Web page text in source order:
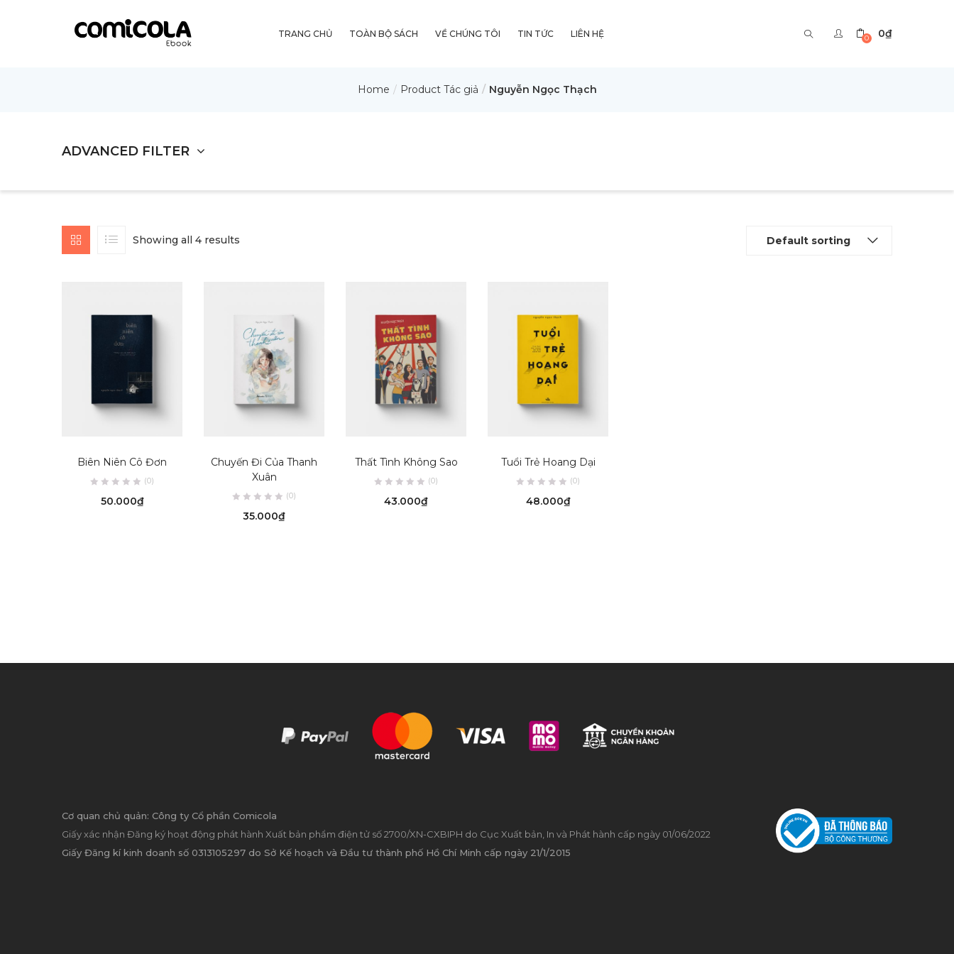
TRANG CHỦ TOÀN BỘ SÁCH VỀ CHÚNG TÔI TIN TỨC LIÊN HỆ 0 0₫
Home Product Tác giả Nguyễn Ngọc Thạch
ADVANCED FILTER
Showing all 4 results Default sorting
Biên Niên Cô Đơn
(0)
50.000₫
Chuyến Đi Của Thanh
Xuân
(0)
35.000₫
Thất Tình Không Sao
(0)
43.000₫
Tuổi Trẻ Hoang Dại
(0)
48.000₫
Cơ quan chủ quản: Công ty Cổ phần Comicola
Giấy xác nhận Đăng ký hoạt động phát hành Xuất bản phẩm điện tử số 2700/XN-CXBIPH do Cục Xuất bản, In và Phát hành cấp ngày 01/06/2022
Giấy Đăng kí kinh doanh số 0313105297 do Sở Kế hoạch và Đầu tư thành phố Hồ Chí Minh cấp ngày 21/1/2015